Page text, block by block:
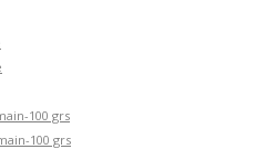
100 grs
100 grs